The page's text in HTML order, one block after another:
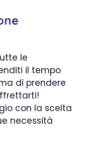
le
il tempo
di prendere
con la scelta
necessità